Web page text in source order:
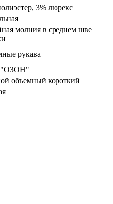
3% люрекс
молния в среднем шве
рукава
объемный короткий